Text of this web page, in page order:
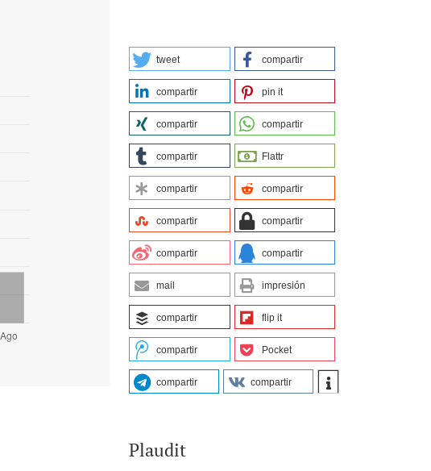
tweet compartir
compartir pin it
compartir compartir
compartir Flattr
compartir compartir
compartir compartir
compartir compartir
mail impresión
compartir flip it
compartir Pocket
compartir compartir
Plaudit